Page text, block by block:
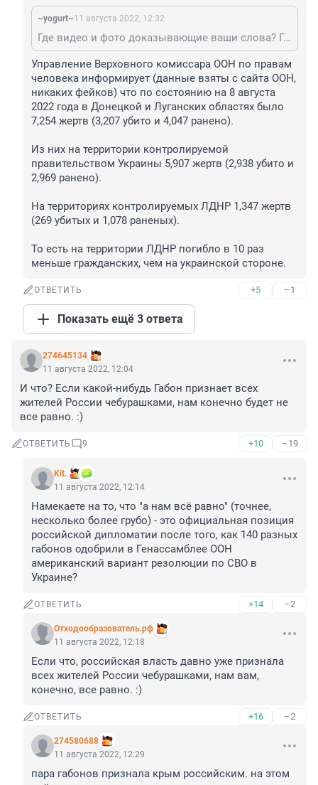
~yogurt~11 августа 2022, 12:32
Где видео и фото доказывающие ваши слова? Где свидетельства смертей тысяч мирных людей от снарядов ВСУ? И с чего вдруг ВСУ начали стрелять, не расскажите? За первые два месяца 2022 года на Донбассе не погибло ни одного человека, а потом вдруг прорвало. Странно?
Управление Верховного комиссара ООН по правам
человека информирует (данные взяты с сайта ООН,
никаких фейков) что по состоянию на 8 августа
2022 года в Донецкой и Луганских областях было
7,254 жертв (3,207 убито и 4,047 ранено).
Из них на территории контролируемой
правительством Украины 5,907 жертв (2,938 убито и
2,969 ранено).
На территориях контролируемых ЛДНР 1,347 жертв
(269 убитых и 1,078 раненых).
То есть на территории ЛДНР погибло в 10 раз
меньше гражданских, чем на украинской стороне.
ОТВЕТИТЬ +5 –1
Показать ещё 3 ответа
274645134
11 августа 2022, 12:04
И что? Если какой-нибудь Габон признает всех
жителей России чебурашками, нам конечно будет не
все равно. :)
ОТВЕТИТЬ 9 +10 –19
Kit.
11 августа 2022, 12:14
Намекаете на то, что "а нам всё равно" (точнее,
несколько более грубо) - это официальная позиция
российской дипломатии после того, как 140 разных
габонов одобрили в Генассамблее ООН
американский вариант резолюции по СВО в
Украине?
ОТВЕТИТЬ +14 –2
Отходообразователь.рф
11 августа 2022, 12:18
Если что, российская власть давно уже признала
всех жителей России чебурашками, нам вам,
конечно, все равно. :)
ОТВЕТИТЬ +16 –2
274580688
11 августа 2022, 12:29
пара габонов признала крым российским. на этом